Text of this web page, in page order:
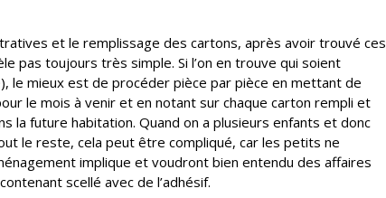
et le remplissage des cartons, après avoir trouvé ces
pas toujours très simple. Si l’on en trouve qui soient
le mieux est de procéder pièce par pièce en mettant de
le mois à venir et en notant sur chaque carton rempli et
la future habitation. Quand on a plusieurs enfants et donc
le reste, cela peut être compliqué, car les petits ne
implique et voudront bien entendu des affaires
scellé avec de l’adhésif.